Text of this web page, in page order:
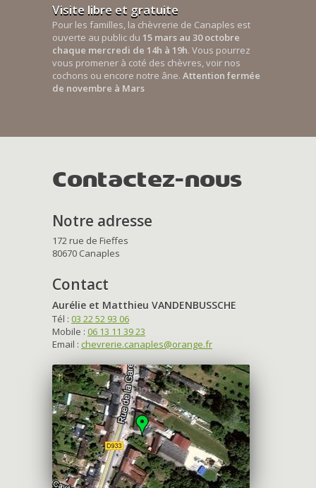
Visite libre et gratuite
Pour les familles, la chèvrerie de Canaples est
ouverte au public du 15 mars au 30 octobre
chaque mercredi de 14h à 19h. Vous pourrez
vous promener à coté des chèvres, voir nos
cochons ou encore notre âne. Attention fermée
de novembre à Mars
Contactez-nous
Notre adresse
172 rue de Fieffes
80670 Canaples
Contact
Aurélie et Matthieu VANDENBUSSCHE
Tél : 03 22 52 93 06
Mobile : 06 13 11 39 23
Email : chevrerie.canaples@orange.fr